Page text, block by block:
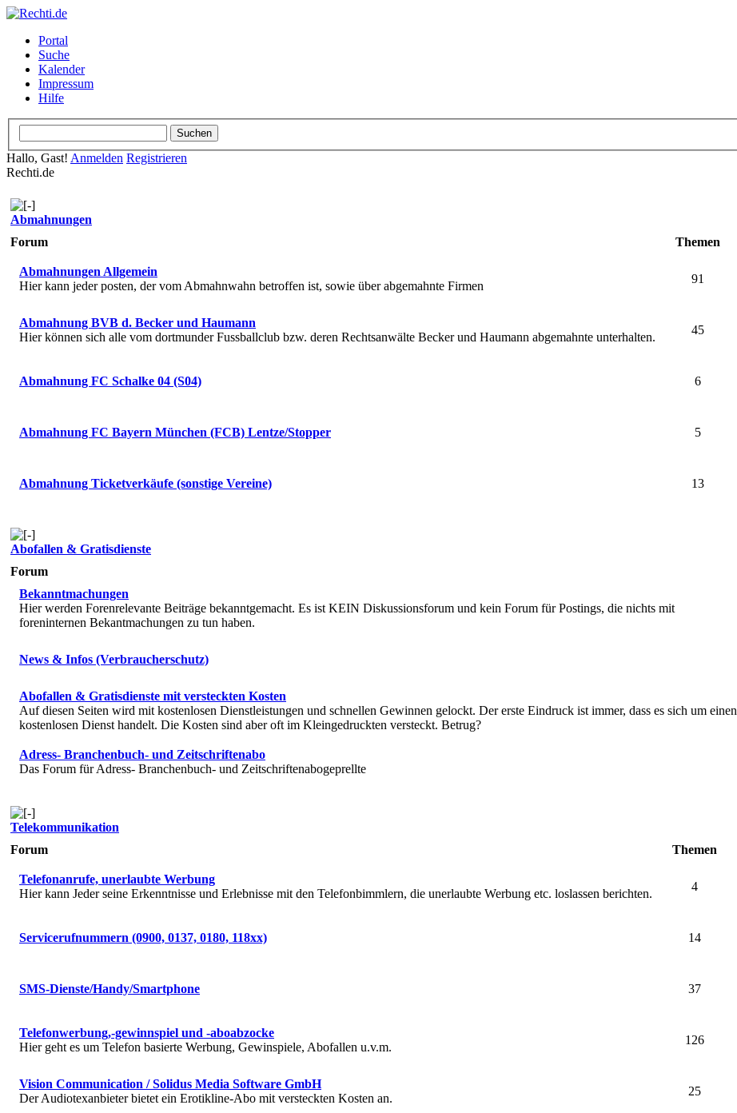
Portal
Suche
Kalender
Impressum
Hilfe
Hallo, Gast! Anmelden Registrieren
Rechti.de
Abmahnungen
Forum
Themen
Abmahnungen Allgemein
Hier kann jeder posten, der vom Abmahnwahn betroffen ist, sowie über abgemahnte Firmen
91
Abmahnung BVB d. Becker und Haumann
Hier können sich alle vom dortmunder Fussballclub bzw. deren Rechtsanwälte Becker und Haumann abgemahnte unterhalten.
45
Abmahnung FC Schalke 04 (S04) 6
Abmahnung FC Bayern München (FCB) Lentze/Stopper 5
Abmahnung Ticketverkäufe (sonstige Vereine) 13
Abofallen & Gratisdienste
Forum
Bekanntmachungen
Hier werden Forenrelevante Beiträge bekanntgemacht. Es ist KEIN Diskussionsforum und kein Forum für Postings, die nichts mit
foreninternen Bekantmachungen zu tun haben.
News & Infos (Verbraucherschutz)
Abofallen & Gratisdienste mit versteckten Kosten
Auf diesen Seiten wird mit kostenlosen Dienstleistungen und schnellen Gewinnen gelockt. Der erste Eindruck ist immer, dass es sich um einen
kostenlosen Dienst handelt. Die Kosten sind aber oft im Kleingedruckten versteckt. Betrug?
Adress- Branchenbuch- und Zeitschriftenabo
Das Forum für Adress- Branchenbuch- und Zeitschriftenabogeprellte
Telekommunikation
Forum
Themen
Telefonanrufe, unerlaubte Werbung
Hier kann Jeder seine Erkenntnisse und Erlebnisse mit den Telefonbimmlern, die unerlaubte Werbung etc. loslassen berichten.
4
Servicerufnummern (0900, 0137, 0180, 118xx) 14
SMS-Dienste/Handy/Smartphone 37
Telefonwerbung,-gewinnspiel und -aboabzocke
Hier geht es um Telefon basierte Werbung, Gewinspiele, Abofallen u.v.m.
126
Vision Communication / Solidus Media Software GmbH
Der Audiotexanbieter bietet ein Erotikline-Abo mit versteckten Kosten an.
25